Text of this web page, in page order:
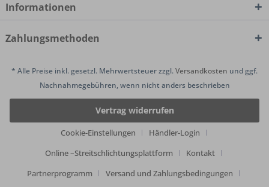
Informationen
Zahlungsmethoden
* Alle Preise inkl. gesetzl. Mehrwertsteuer zzgl.Versandkosten und ggf.
Nachnahmegebühren, wenn nicht anders beschrieben
Vertrag widerrufen
Cookie-Einstellungen
Händler-Login
Online –Streitschlichtungsplattform
Kontakt
Partnerprogramm
Versand und Zahlungsbedingungen